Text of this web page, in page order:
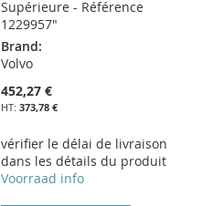
Supérieure - Référence
1229957"
Brand:
Volvo
452,27 €
373,78 €
vérifier le délai de livraison
dans les détails du produit
Voorraad info